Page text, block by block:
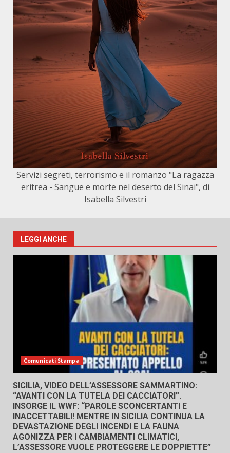
Servizi segreti, terrorismo e il romanzo "La ragazza
eritrea - Sangue e morte nel deserto del Sinai", di
Isabella Silvestri
LEGGI ANCHE
Comunicati Stampa
SICILIA, VIDEO DELL’ASSESSORE SAMMARTINO:
“AVANTI CON LA TUTELA DEI CACCIATORI”.
INSORGE IL WWF: “PAROLE SCONCERTANTI E
INACCETTABILI! MENTRE IN SICILIA CONTINUA LA
DEVASTAZIONE DEGLI INCENDI E LA FAUNA
AGONIZZA PER I CAMBIAMENTI CLIMATICI,
L’ASSESSORE VUOLE PROTEGGERE LE DOPPIETTE”